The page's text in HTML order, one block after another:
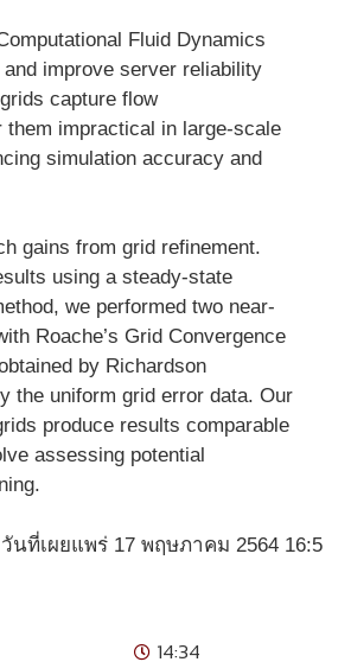
Fluid Dynamics
improve server reliability
capture flow
impractical in large-scale
simulation accuracy and
gains from grid refinement.
using a steady-state
we performed two near-
Roache’s Grid Convergence
by Richardson
the uniform grid error data. Our
produce results comparable
assessing potential
วันที่เผยแพร่ 17 พฤษภาคม 2564 16:5
14:34